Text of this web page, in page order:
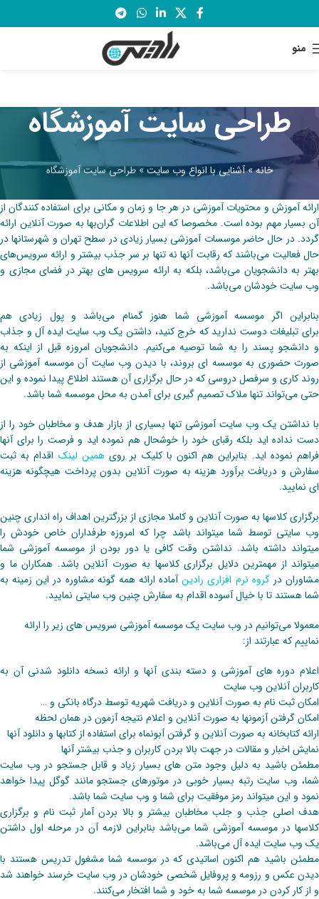
منو
طراحی سایت آموزشگاه
خانه»آشنایی با انواع وب سایت»طراحی سایت آموزشگاه
ارائه آموزش و محتویات آموزشی در هر جا و زمان و مکانی برای استفاده کنندگان از
آن بسیار مهم بوده است. مخصوصا که این اطلاعات گران‌بها به صورت آنلاین ارائه
گردد. در حال حاضر موسسات آموزشی بسیار زیادی در سطح تهران و شهرستانها در
حال فعالیت می‌باشند که رقابت آنها نه تنها بر سر جذب بیشتر و ارائه سرویس‌های
بهتر به دانشجویان می‌باشد، بلکه به ارائه سرویس های بهتر در فضای مجازی و
وب سایت خودشان می‌باشد.
بنابراین اگر موسسه آموزشی شما هنوز گمنام می‌باشد و پول زیادی هم
برای تبلیغات دوست ندارید که خرج کنید، داشتن یک وب سایت ایده آل و جذاب
و دانشجو پسند را به شما توصیه می‌کنیم. دانشجویان امروزه قبل از اینکه به
صورت حضوری به موسسه ای بروند، با دیدن وب سایت آن موسسه آموزشی از
روند کاری و سرفصل دروسی که در حال برگزاری آن هستند اطلاع پیدا نموده و این
حتی می‌تواند تنها ملاک تصمیم گیری برای آمدن به محل موسسه شما باشد.
با نداشتن یک وب سایت آموزشی تنها بسیاری از بازار هدف و مخاطبان خود را از
دست نداده اید بلکه رقبای خود را خوشحال هم نموده اید و فرصت را برای آنها
فراهم نموده اید. بنابراین هم اکنون با کلیک بر رویهمین لینک اقدام به ثبت
سفارش و دریافت برآورد هزینه به صورت آنلاین بدون پرداخت هیچگونه هزینه
ای نمایید.
برگزاری کلاسها به صورت آنلاین و کاملا مجازی از بزرگترین اهداف راه انداری چنین
وب سایتی توسط شما میتواند باشد چرا که امروزه طرفداران خاص خودش را
میتواند داشته باشد. نداشتن وقت کافی یا دور بودن از موسسه آموزشی شما
میتواند از مهمترین دلایل برگزاری کلاسها به صورت آنلاین باشد. همکاران ما و
مشاوران درگروه نرم افزاری رادینآماده ارائه همه گونه مشاوره در این زمینه به
شما هستند تا با خیال آسوده اقدام به سفارش چنین وب سایتی نمایید.
معمولا می‌توانیم در وب سایت یک موسسه آموزشی سرویس های زیر را ارائه
نماییم که عبارتند از:
اعلام دوره های آموزشی و دسته بندی آنها و ارائه نسخه دانلود شدنی آن به
کاربران آنلاین وب سایت
امکان ثبت نام به صورت آنلاین و دریافت شهریه توسط درگاه بانکی و …
امکان گرفتن آزمونها به صورت آنلاین و اعلام نتیجه آزمون در همان لحظه
ارائه کتابخانه به صورت آنلاین و گرفتن آبونماه برای استفاده از کتابها و دانلود آنها
نمایش اخبار و مقالات در جهت بالا بردن کاربران و جذب بیشتر آنها
مطمئن باشید به دلیل وجود متن های بسیار زیاد و قابل جستجو در وب سایت
شما، وب سایت رتبه بسیار خوبی در موتورهای جستجو مانند گوگل پیدا خواهد
نمود و این میتواند رمز موفقیت برای شما و وب سایت شما باشد.
هدف اصلی جذب و جلب مخاطبان بیشتر و بالا بردن آمار ثبت نام و برگزاری
کلاسها در موسسه آموزشی شما می‌باشد بنابراین لازمه آن در مرحله اول داشتن
یک وب سایت ایده آل می‌باشد.
مطمئن باشید هم اکنون اساتیدی که در موسسه شما مشغول تدریس هستند با
دیدن عکس و رزومه و پروفایل شخصی خودشان در وب سایت خرسند خواهند شد
و از کار کردن در موسسه شما به خود و شما افتخار می‌کنند.